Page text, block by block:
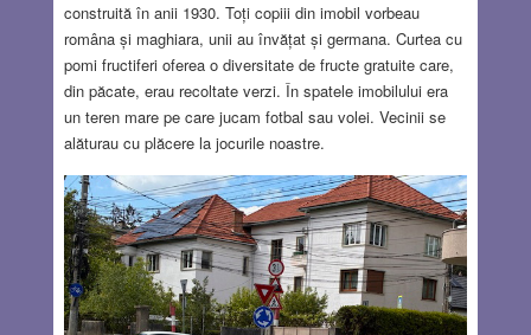
construită în anii 1930. Toți copiii din imobil vorbeau
româna și maghiara, unii au învățat și germana. Curtea cu
pomi fructiferi oferea o diversitate de fructe gratuite care,
din păcate, erau recoltate verzi. În spatele imobilului era
un teren mare pe care jucam fotbal sau volei. Vecinii se
alăturau cu plăcere la jocurile noastre.